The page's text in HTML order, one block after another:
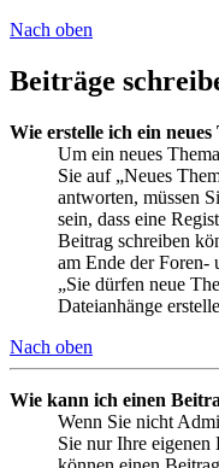
Nach oben
Beiträge
Wie erstelle ich ein
Um ein neues
Sie auf „Neues
antworten, müssen
sein, dass eine
Beitrag schreiben
am Ende der Foren-
„Sie dürfen neue
Dateianhänge
Nach oben
Wie kann ich einen
Wenn Sie nicht
Sie nur Ihre eigenen